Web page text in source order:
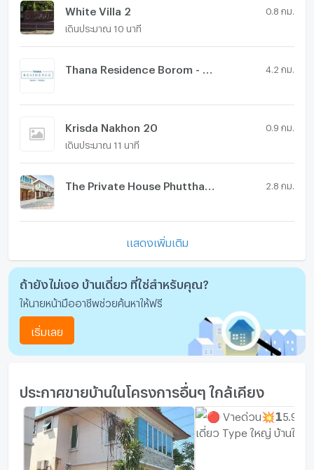
White Villa 2 0.8 กม.
เดินประมาณ 10 นาที
4.2 กม.
Krisda Nakhon 20 0.9 กม.
เดินประมาณ 11 นาที
2.8 กม.
แสดงเพิ่มเติม
ถ้ายังไม่เจอ บ้านเดี่ยว ที่ใช่สำหรับคุณ?
ให้นายหน้ามืออาชีพช่วยค้นหาให้ฟรี
เริ่มเลย
ประกาศขายบ้านในโครงการอื่นๆ ใกล้เคียง